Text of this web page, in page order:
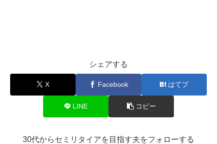
シェアする
X Facebook はてブ
LINE コピー
30代からセミリタイアを目指す夫をフォローする